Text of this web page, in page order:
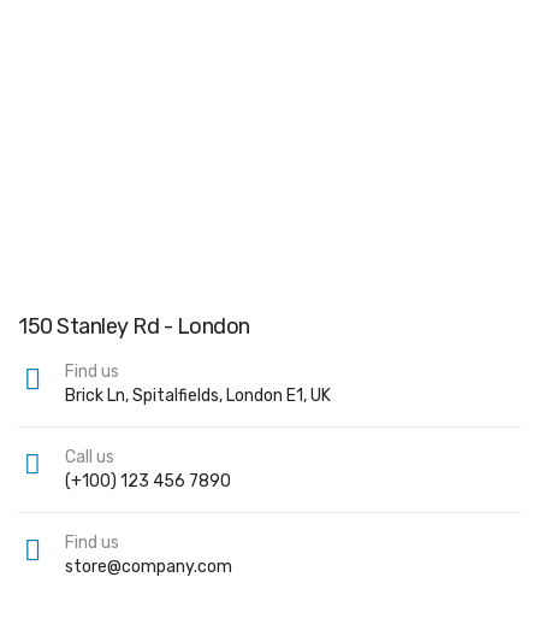
150 Stanley Rd - London
Find us
Brick Ln, Spitalfields, London E1, UK
Call us
(+100) 123 456 7890
Find us
store@company.com